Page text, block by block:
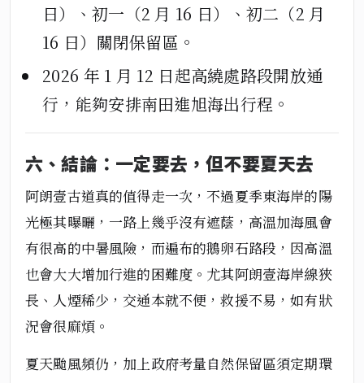
日）、初一（2 月 16 日）、初二（2 月
16 日）關閉保留區。
2026 年 1 月 12 日起高繞處路段開放通
行，能夠安排南田進旭海出行程。
六、結論：一定要去，但不要夏天去
阿朗壹古道真的值得走一次，不過夏季東海岸的陽
光極其曝曬，一路上幾乎沒有遮蔭，高溫加海風會
有很高的中暑風險，而遍布的鵝卵石路段，因高溫
也會大大增加行進的困難度。尤其阿朗壹海岸線狹
長、人煙稀少，交通本就不便，救援不易，如有狀
況會很麻煩。
夏天颱風頻仍，加上政府考量自然保留區須定期環